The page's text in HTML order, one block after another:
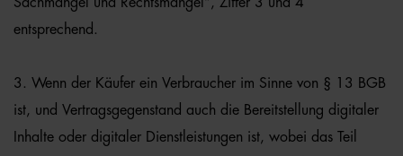
entsprechend.
3. Wenn der Käufer ein Verbraucher im Sinne von § 13 BGB
ist, und Vertragsgegenstand auch die Bereitstellung digitaler
Inhalte oder digitaler Dienstleistungen ist, wobei das Teil